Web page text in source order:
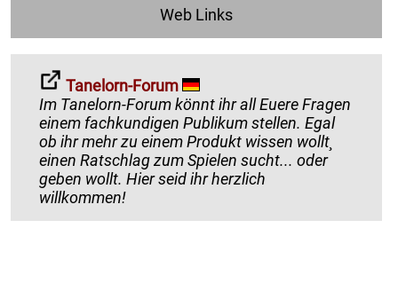
Web Links
Tanelorn-Forum
Im Tanelorn-Forum könnt ihr all Euere Fragen
einem fachkundigen Publikum stellen. Egal
ob ihr mehr zu einem Produkt wissen wollt¸
einen Ratschlag zum Spielen sucht... oder
geben wollt. Hier seid ihr herzlich
willkommen!